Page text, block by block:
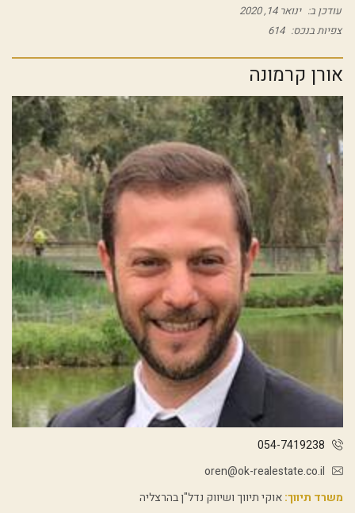
עודכן ב: ינואר 14, 2020
צפיות בנכס: 614
אורן קרמונה
054-7419238
oren@ok-realestate.co.il
משרד תיווך:אוקי תיווך ושיווק נדל"ן בהרצליה